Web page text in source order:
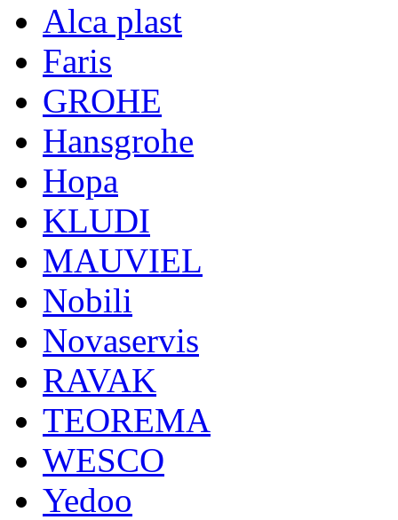
Alca plast
Faris
GROHE
Hansgrohe
Hopa
KLUDI
MAUVIEL
Nobili
Novaservis
RAVAK
TEOREMA
WESCO
Yedoo